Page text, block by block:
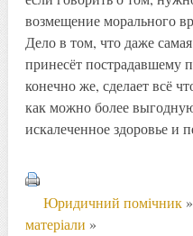
возмещение морального
Дело в том, что даже
принесёт пострадавшему
конечно же, сделает всё
как можно более
искалеченное здоровье и
Юридичний помічник»
матеріали »